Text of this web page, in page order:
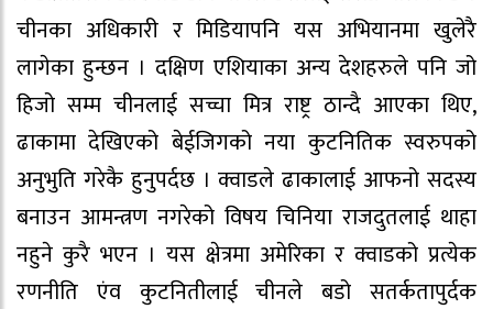
चीनका अधिकारी र मिडियापनि यस अभियानमा खुलेरै
लागेका हुन्छन । दक्षिण एशियाका अन्य देशहरुले पनि जो
हिजो सम्म चीनलाई सच्चा मित्र राष्ट्र ठान्दै आएका थिए,
ढाकामा देखिएको बेईजिगको नया कुटनितिक स्वरुपको
अनुभुति गरेकै हुनुपर्दछ । क्वाडले ढाकालाई आफनो सदस्य
बनाउन आमन्त्रण नगरेको विषय चिनिया राजदुतलाई थाहा
नहुने कुरै भएन । यस क्षेत्रमा अमेरिका र क्वाडको प्रत्येक
रणनीति एंव कुटनितीलाई चीनले बडो सतर्कतापुर्दक